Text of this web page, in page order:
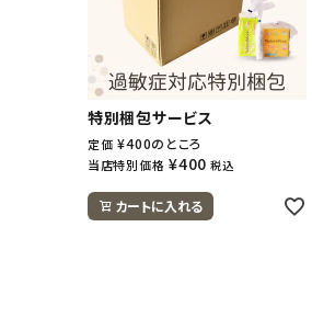
特別梱包サービス
定価 ¥400のところ
当店特別価格 ¥400 税込
カートに入れる